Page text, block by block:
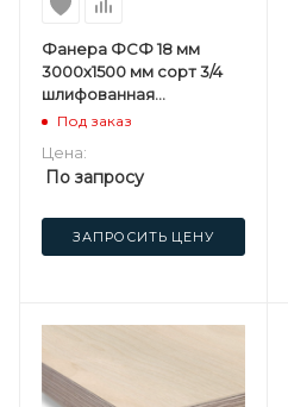
Фанера ФСФ 18 мм
3000х1500 мм сорт 3/4
шлифованная
березовая
Под заказ
Цена:
По запросу
ЗАПРОСИТЬ ЦЕНУ